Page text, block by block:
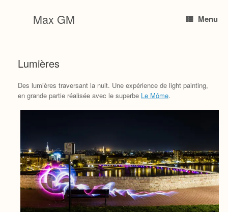
Max GM Menu
Lumières
Des lumières traversant la nuit. Une expérience de light painting,
en grande partie réalisée avec le superbe Le Môme.